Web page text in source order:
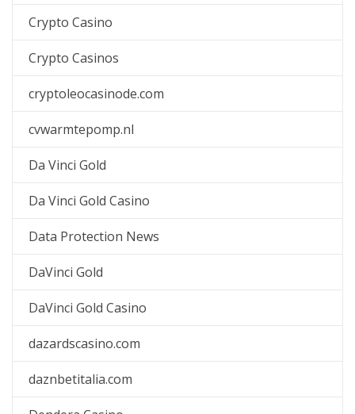
Crypto Casino
Crypto Casinos
cryptoleocasinode.com
cvwarmtepomp.nl
Da Vinci Gold
Da Vinci Gold Casino
Data Protection News
DaVinci Gold
DaVinci Gold Casino
dazardscasino.com
daznbetitalia.com